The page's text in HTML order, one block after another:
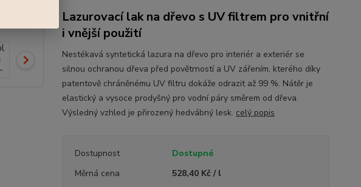
Lazurovací lak na dřevo s UV filtrem pro vnitřní
i vnější použití
Nestékavá syntetická lazura na dřevo pro interiér a exteriér se
silnou ochranou dřeva před povětrností a UV zářením, kterého díky
patentově chráněnému UV filtru dokáže odrazit až 99 %. Nátěr je
elastický a vysoce prodyšný pro vodní páry směrem od dřeva.
Výsledný vzhled je přirozený hedvábný lesk. celý popis
Dostupnost
Dostupné
Měrná cena
528,40 Kč / l